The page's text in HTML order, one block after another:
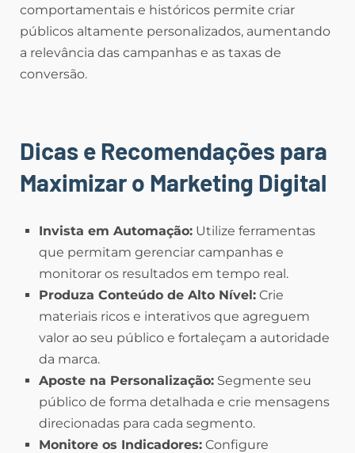
comportamentais e históricos permite criar
públicos altamente personalizados, aumentando
a relevância das campanhas e as taxas de
conversão.
Dicas e Recomendações para
Maximizar o Marketing Digital
Invista em Automação: Utilize ferramentas
que permitam gerenciar campanhas e
monitorar os resultados em tempo real.
Produza Conteúdo de Alto Nível: Crie
materiais ricos e interativos que agreguem
valor ao seu público e fortaleçam a autoridade
da marca.
Aposte na Personalização: Segmente seu
público de forma detalhada e crie mensagens
direcionadas para cada segmento.
Monitore os Indicadores: Configure